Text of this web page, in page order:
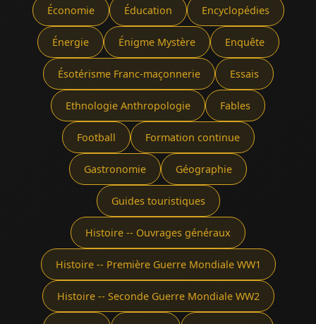
Économie Éducation Encyclopédies
Énergie Énigme Mystère Enquête
Ésotérisme Franc-maçonnerie Essais
Ethnologie Anthropologie Fables
Football Formation continue
Gastronomie Géographie
Guides touristiques
Histoire -- Ouvrages généraux
Histoire -- Première Guerre Mondiale WW1
Histoire -- Seconde Guerre Mondiale WW2